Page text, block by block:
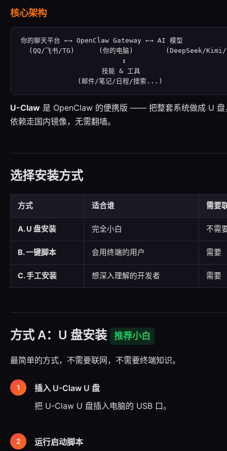
核心架构
你的聊天平台 ←→ OpenClaw Gateway ←→ AI 模型
(QQ/飞书/TG)      (你的电脑)        (DeepSeek/
                         ↕
                    技能 & 工具
              (邮件/笔记/日程/搜索...)
U-Claw 是 OpenClaw 的便携版 —— 把整套系统做成 U 盘
依赖走国内镜像，无需翻墙。
选择安装方式
方式 适合谁 需要
A. U 盘安装 完全小白 不需
B. 一键脚本 会用终端的用户 需要
C. 手工安装 想深入理解的开发者 需要
方式 A：U 盘安装 推荐小白
最简单的方式，不需要联网，不需要终端知识。
插入 U-Claw U 盘
把 U-Claw U 盘插入电脑的 USB 口。
运行启动脚本